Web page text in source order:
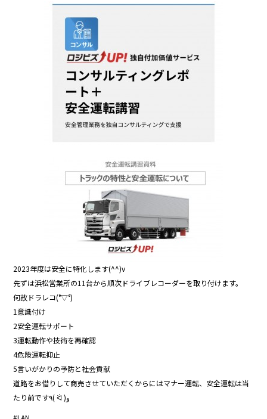
2023年度は安全に特化します(^^)v
先ずは浜松営業所の11台から順次ドライブレコーダーを取り付けます。
何故ドラレコ(°▽°)
1意識付け
2安全運転サポート
3運転動作や技術を再確認
4危険運転抑止
5言いがかりの予防と社会貢献
道路をお借りして商売させていただくからにはマナー運転、安全運転は当
たり前です٩( ᐛ )و